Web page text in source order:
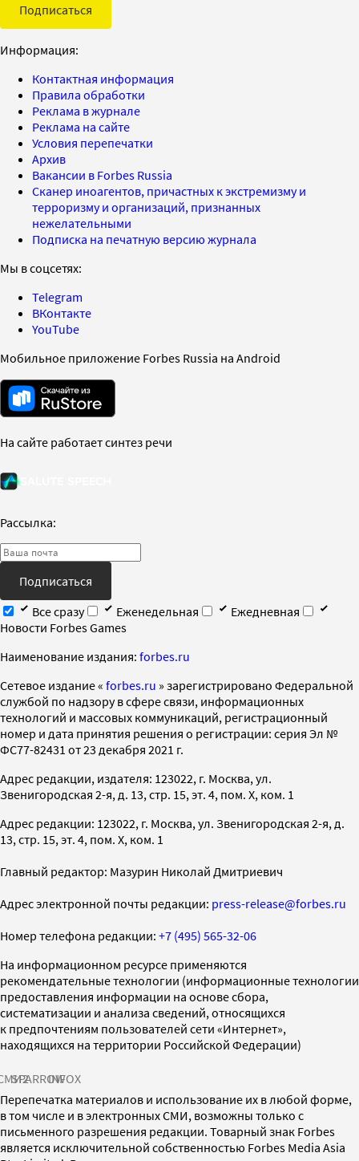
Подписаться
Информация:
Контактная информация
Правила обработки
Реклама в журнале
Реклама на сайте
Условия перепечатки
Архив
Вакансии в Forbes Russia
Сканер иноагентов, причастных к экстремизму и
терроризму и организаций, признанных
нежелательными
Подписка на печатную версию журнала
Мы в соцсетях:
Telegram
ВКонтакте
YouTube
Мобильное приложение Forbes Russia на Android
На сайте работает синтез речи
Рассылка:
Подписаться
Все сразу
Еженедельная
Ежедневная
Новости Forbes Games
Наименование издания: forbes.ru
Cетевое издание « forbes.ru » зарегистрировано Федеральной
службой по надзору в сфере связи, информационных
технологий и массовых коммуникаций, регистрационный
номер и дата принятия решения о регистрации: серия Эл №
ФС77-82431 от 23 декабря 2021 г.
Адрес редакции, издателя: 123022, г. Москва, ул.
Звенигородская 2-я, д. 13, стр. 15, эт. 4, пом. X, ком. 1
Адрес редакции: 123022, г. Москва, ул. Звенигородская 2-я, д.
13, стр. 15, эт. 4, пом. X, ком. 1
Главный редактор: Мазурин Николай Дмитриевич
Адрес электронной почты редакции: press-release@forbes.ru
Номер телефона редакции: +7 (495) 565-32-06
На информационном ресурсе применяются
рекомендательные технологии (информационные технологии
предоставления информации на основе сбора,
систематизации и анализа сведений, относящихся
к предпочтениям пользователей сети «Интернет»,
находящихся на территории Российской Федерации)
SPARROWINFOX
Перепечатка материалов и использование их в любой форме,
в том числе и в электронных СМИ, возможны только с
письменного разрешения редакции. Товарный знак Forbes
является исключительной собственностью Forbes Media Asia